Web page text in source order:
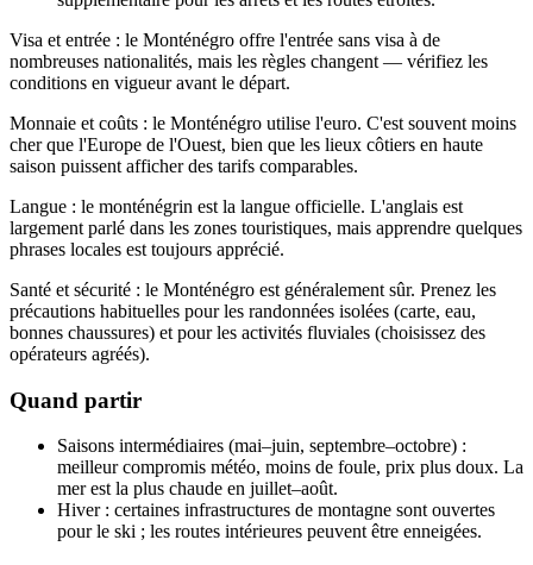
Visa et entrée : le Monténégro offre l'entrée sans visa à de
nombreuses nationalités, mais les règles changent — vérifiez les
conditions en vigueur avant le départ.
Monnaie et coûts : le Monténégro utilise l'euro. C'est souvent moins
cher que l'Europe de l'Ouest, bien que les lieux côtiers en haute
saison puissent afficher des tarifs comparables.
Langue : le monténégrin est la langue officielle. L'anglais est
largement parlé dans les zones touristiques, mais apprendre quelques
phrases locales est toujours apprécié.
Santé et sécurité : le Monténégro est généralement sûr. Prenez les
précautions habituelles pour les randonnées isolées (carte, eau,
bonnes chaussures) et pour les activités fluviales (choisissez des
opérateurs agréés).
Quand partir
Saisons intermédiaires (mai–juin, septembre–octobre) :
meilleur compromis météo, moins de foule, prix plus doux. La
mer est la plus chaude en juillet–août.
Hiver : certaines infrastructures de montagne sont ouvertes
pour le ski ; les routes intérieures peuvent être enneigées.